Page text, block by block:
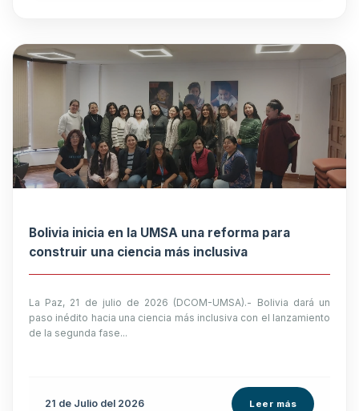
Bolivia inicia en la UMSA una reforma para
construir una ciencia más inclusiva
La Paz, 21 de julio de 2026 (DCOM-UMSA).- Bolivia dará un
paso inédito hacia una ciencia más inclusiva con el lanzamiento
de la segunda fase...
21 de Julio del 2026 Leer más